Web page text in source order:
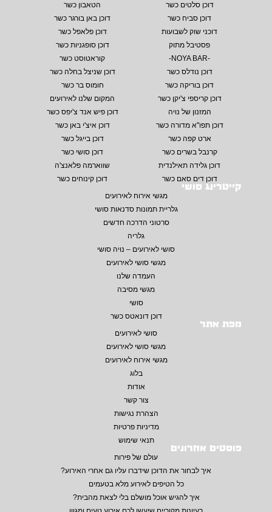
דוכן סלטים כשר
הטאבון כשר
דוכן סביח כשר
דוכן באן בורגר כשר
דוכני שוק לשבועות
דוכן פלאפל כשר
פסטיבל מתוק
דוכן סופגניות כשר
-NOYA BAR-
קוראטוסט כשר
דוכן נודלס כשר
דוכן שניצל בחלה כשר
דוכן בוריקה כשר
חומוס בר כשר
דוכן קריספי צ'יקן כשר
המקום שלנו לאירועים
המזנון של נויה
דוכן פיש אנד צ'יפס כשר
דוכן תפו"א מדורה כשר
דוכן איצ'י באן כשר
ארט קפה כשר
דוכן בייגל כשר
קרנבל בשרים כשר
דוכן סושי כשר
דוכן גלידה תאילנדית
שווארמה פלאנצ'ה
דוכן דים סאם כשר
דוכן קינוחים כשר
קייטרינג סושי
מגשי אירוח לאירועים
גלריית תמונות סדנאות סושי
סרטוני הדרכה חדשים
גלריה
סושי לאירועים – נויה סושי
מגשי סושי לאירועים
העמדה שלנו
מגשי מסיבה
סושי
דוכן דונאטס כשר
פוסטים אחרונים
עולם של פירות
איך לבחור את הדוכן שידברו עליו גם אחרי האירוע?
כל הטיפים לאירוע מלא בטעמים
איך להגיש אוכל מושלם בלי לצאת מהבית?
מפת אתר
סושי לאירועים
מגשי סושי לאירועים
מגשי אירוח לאירועים
בלוג
אודות
צור קשר
הצהרת נגישות
מדיניות פרטיות
תנאי שימוש